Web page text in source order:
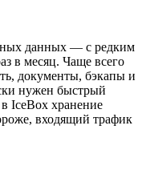
данных — с редким
в месяц. Чаще всего
документы, бэкапы и
нужен быстрый
IceBox хранение
входящий трафик